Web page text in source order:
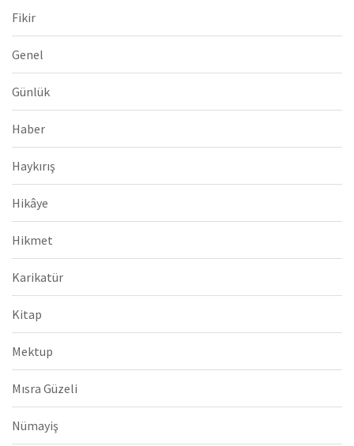
Fikir
Genel
Günlük
Haber
Haykırış
Hikâye
Hikmet
Karikatür
Kitap
Mektup
Mısra Güzeli
Nümayiş